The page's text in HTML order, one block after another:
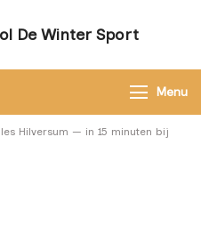
De Winter Sport
De Winter Sport
Menu
Hilversum — in 15 minuten bij